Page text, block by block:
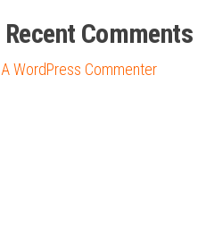
Recent Comments
A WordPress Commenter